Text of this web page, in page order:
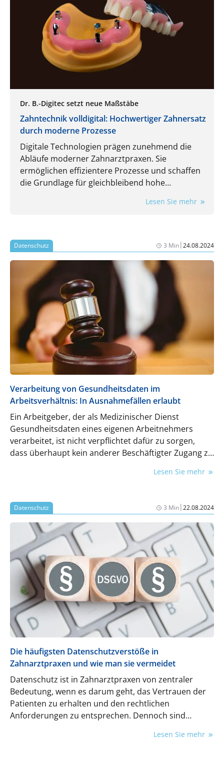
Dr. B.-Digitec setzt neue Maßstäbe
Zahntechnik volldigital: Hochwertiger Zahnersatz
durch moderne Prozesse
Digitale Technologien prägen zunehmend die
Abläufe moderner Zahnarztpraxen. Sie
ermöglichen effizientere Prozesse und schaffen
die Grundlage für gleichbleibend hohe
Zahnersatzlösungen. Von der Datenerfassung
Teleskopversorgungen mit Dr. B.-Digitec als
zuverlässigem Partner künftig vollständig digital
kommuniziert, mittels CAD/CAM und 3D-Druck
nach internationalen Standards gefertigt und
schnell sowie kosteneffizient an die Patient:innen
geliefert. Zahntechnik wird so zu einem digitalen
Ökosystem, das präzise, reproduzierbare und
skalierbare Lösungen effizient und modern
umsetzt.
Lesen Sie mehr
Datenschutz 3 Min|24.08.2024
Verarbeitung von Gesundheitsdaten im
Arbeitsverhältnis: In Ausnahmefällen erlaubt
Ein Arbeitgeber, der als Medizinischer Dienst
Gesundheitsdaten eines eigenen Arbeitnehmers
verarbeitet, ist nicht verpflichtet dafür zu sorgen,
dass überhaupt kein anderer Beschäftigter Zugang zu
Lesen Sie mehr
Datenschutz 3 Min|22.08.2024
Die häufigsten Datenschutzverstöße in
Zahnarztpraxen und wie man sie vermeidet
Datenschutz ist in Zahnarztpraxen von zentraler
Bedeutung, wenn es darum geht, das Vertrauen der
Patienten zu erhalten und den rechtlichen
Anforderungen zu entsprechen. Dennoch sind
und können gravierende Folgen haben. In diesem
Lesen Sie mehr